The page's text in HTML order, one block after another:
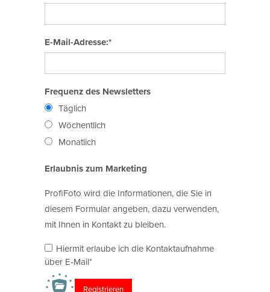
E-Mail-Adresse:*
Frequenz des Newsletters
Täglich
Wöchentlich
Monatlich
Erlaubnis zum Marketing
ProfiFoto wird die Informationen, die Sie in
diesem Formular angeben, dazu verwenden,
mit Ihnen in Kontakt zu bleiben.
Hiermit erlaube ich die Kontaktaufnahme
über E-Mail*